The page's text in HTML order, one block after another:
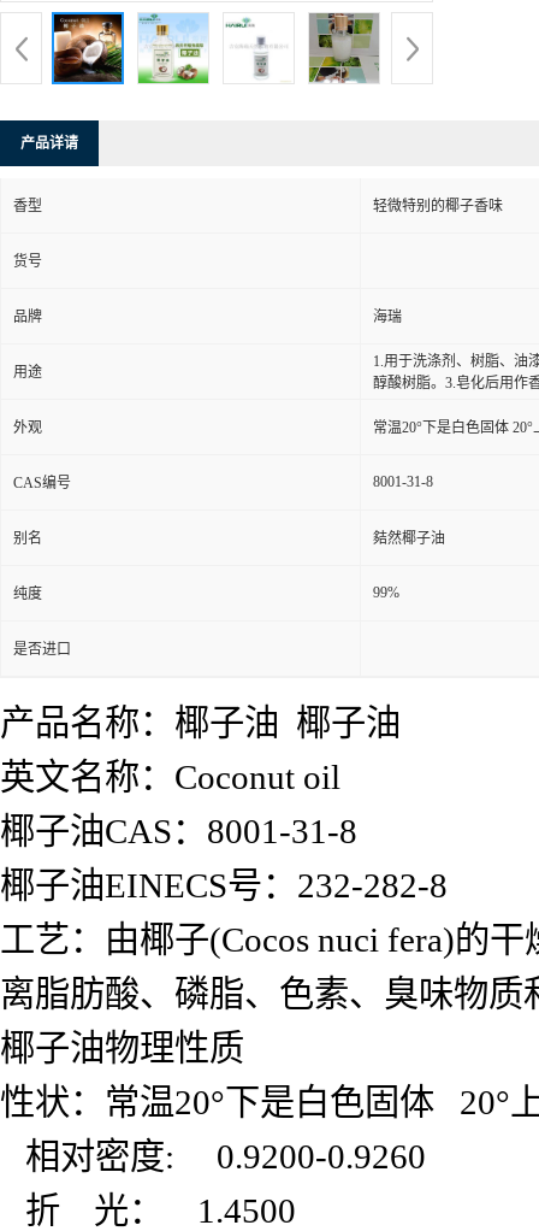
产品详请
香型 轻微特别的椰子香味
货号
品牌 海瑞
用途
1.用于洗涤剂、树脂、油
醇酸树脂。3.皂化后用作
外观 常温20°下是白色固体
CAS编号 8001-31-8
别名 夡然椰子油
纯度 99%
是否进口
产品名称：椰子油 椰子油
英文名称：Coconut oil
椰子油CAS：8001-31-8
椰子油EINECS号：232-282-8
工艺：由椰子(Cocos nuci fera)的
离脂肪酸、磷脂、色素、臭味物
椰子油物理性质
性状：常温20°下是白色固体 20°
相对密度: 0.9200-
折 光： 1.4500